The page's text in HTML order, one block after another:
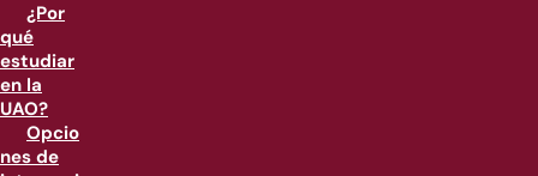
¿Por
qué
estudiar
en la
UAO?
Opcio
nes de